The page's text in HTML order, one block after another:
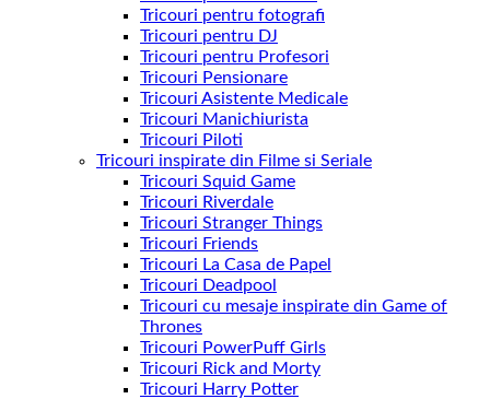
Tricouri pentru fotografi
Tricouri pentru DJ
Tricouri pentru Profesori
Tricouri Pensionare
Tricouri Asistente Medicale
Tricouri Manichiurista
Tricouri Piloti
Tricouri inspirate din Filme si Seriale
Tricouri Squid Game
Tricouri Riverdale
Tricouri Stranger Things
Tricouri Friends
Tricouri La Casa de Papel
Tricouri Deadpool
Tricouri cu mesaje inspirate din Game of
Thrones
Tricouri PowerPuff Girls
Tricouri Rick and Morty
Tricouri Harry Potter